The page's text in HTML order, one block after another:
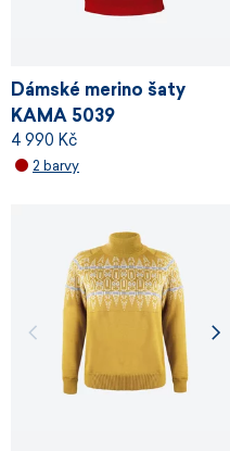
Dámské merino šaty
KAMA 5039
4 990 Kč
2 barvy